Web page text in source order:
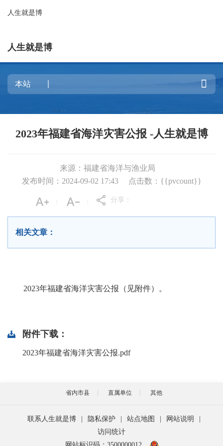
人生就是博
人生就是博

2023年福建省海洋灾害公报 -人生就是博
来源：福建省海洋与渔业局
发布时间：2024-09-02 17:43
点击数：{{pvcount}}
分享：
相关文章：
2023年福建省海洋灾害公报（见附件）。
附件下载：
2023年福建省海洋灾害公报.pdf
省内市县 直属单位 其他
联系人生就是博 隐私保护 站点地图 网站说明
访问统计